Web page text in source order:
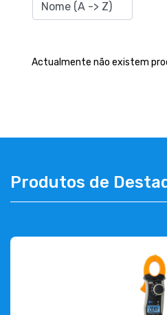
EMPRESA
Actualmente não existem
Produtos de